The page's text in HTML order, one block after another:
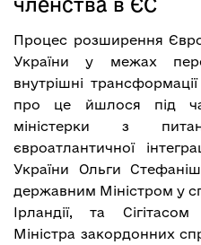
Процес розширення
України у межах
внутрішні
про це йшлося під час
міністерки з
євроатлантичної
України Ольги
державним Міністром у
Ірландії, та
Міністра закордонних